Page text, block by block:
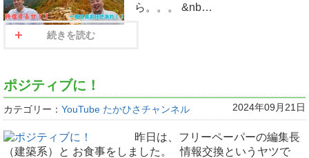
ら。。。 &nb…
続きを読む
ポジティブに！
カテゴリー： YouTube たかひさチャンネル 2024年09月21日
昨日は、フリーペーパーの編集長
（建築系）と お食事をしました。 情報交換というヤツで